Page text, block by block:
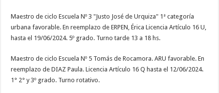
Maestro de ciclo Escuela Nº 3 "Justo José de Urquiza" 1ª categoría
urbana favorable. En reemplazo de ERPEN, Érica Licencia Artículo 16 U,
hasta el 19/06/2024. 5º grado. Turno tarde 13 a 18 hs.
Maestro de ciclo Escuela Nº 5 Tomás de Rocamora. ARU favorable. En
reemplazo de DIAZ Paula. Licencia Artículo 16 Q hasta el 12/06/2024.
1° 2° y 3º grado. Turno rotativo.